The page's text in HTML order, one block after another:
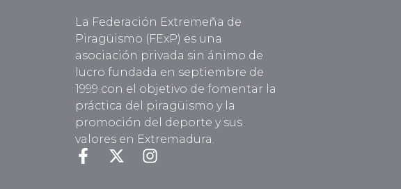
La Federación Extremeña de
Piragüismo (FExP) es una
asociación privada sin ánimo de
lucro fundada en septiembre de
1999 con el objetivo de fomentar la
práctica del piragüismo y la
promoción del deporte y sus
valores en Extremadura.